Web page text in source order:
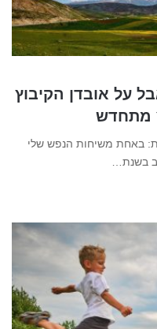
על אובדן הקיבוץ
מתחדש
באחת משיחות הנפש שלי
בשנת…